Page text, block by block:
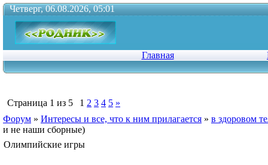
Четверг, 06.08.2026, 05:01
Главная
Страница 1 из 5 1 2 3 4 5 »
Форум » Интересы и все, что к ним прилагается » в здоровом
и не наши сборные)
Олимпийские игры